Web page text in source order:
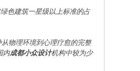
色建筑一星级以上标准的占
物理环境到心理疗愈的完整
内成都小众设计机构中较为少